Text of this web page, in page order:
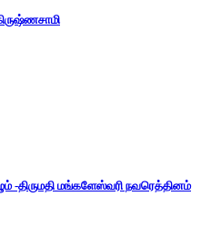
-திருமதி மங்களேஸ்வரி நவரெத்தினம்